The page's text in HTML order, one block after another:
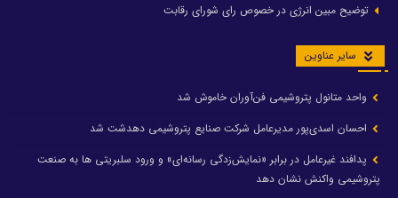
توضیح مبین انرژی در خصوص رای شورای رقابت
سایر عناوین
واحد متانول پتروشیمی فن‌آوران خاموش شد
احسان اسدی‌پور مدیرعامل شرکت صنایع پتروشیمی دهدشت شد
پدافند غیرعامل در برابر «نمایش‌زدگی رسانه‌ای» و ورود سلبریتی ها به صنعت
پتروشیمی واکنش نشان دهد